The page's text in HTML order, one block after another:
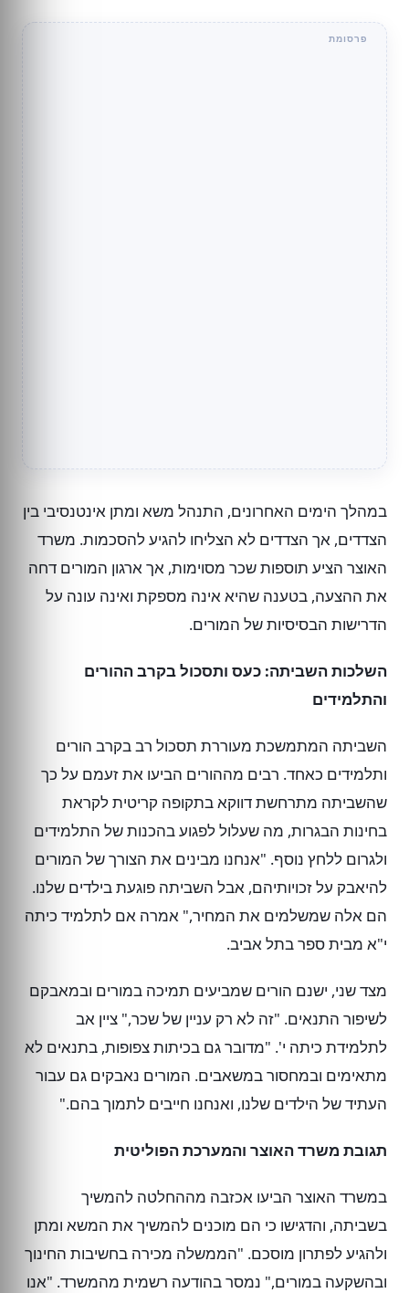
במהלך הימים האחרונים, התנהל משא ומתן אינטנסיבי בין
הצדדים, אך הצדדים לא הצליחו להגיע להסכמות. משרד
האוצר הציע תוספות שכר מסוימות, אך ארגון המורים דחה
את ההצעה, בטענה שהיא אינה מספקת ואינה עונה על
הדרישות הבסיסיות של המורים.
השלכות השביתה: כעס ותסכול בקרב ההורים
והתלמידים
השביתה המתמשכת מעוררת תסכול רב בקרב הורים
ותלמידים כאחד. רבים מההורים הביעו את זעמם על כך
שהשביתה מתרחשת דווקא בתקופה קריטית לקראת
בחינות הבגרות, מה שעלול לפגוע בהכנות של התלמידים
ולגרום ללחץ נוסף. "אנחנו מבינים את הצורך של המורים
להיאבק על זכויותיהם, אבל השביתה פוגעת בילדים שלנו.
הם אלה שמשלמים את המחיר," אמרה אם לתלמיד כיתה
י"א מבית ספר בתל אביב.
מצד שני, ישנם הורים שמביעים תמיכה במורים ובמאבקם
לשיפור התנאים. "זה לא רק עניין של שכר," ציין אב
לתלמידת כיתה י'. "מדובר גם בכיתות צפופות, בתנאים לא
מתאימים ובמחסור במשאבים. המורים נאבקים גם עבור
העתיד של הילדים שלנו, ואנחנו חייבים לתמוך בהם."
תגובת משרד האוצר והמערכת הפוליטית
במשרד האוצר הביעו אכזבה מההחלטה להמשיך
בשביתה, והדגישו כי הם מוכנים להמשיך את המשא ומתן
ולהגיע לפתרון מוסכם. "הממשלה מכירה בחשיבות החינוך
ובהשקעה במורים," נמסר בהודעה רשמית מהמשרד. "אנו